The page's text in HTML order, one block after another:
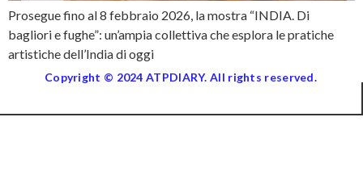
Prosegue fino al 8 febbraio 2026, la mostra “INDIA. Di
bagliori e fughe”: un’ampia collettiva che esplora le pratiche
artistiche dell’India di oggi
Copyright © 2024 ATPDIARY. All rights reserved.